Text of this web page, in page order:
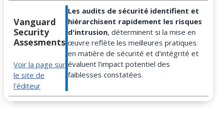
Vanguard
Security
Assesments
Voir la page sur
le site de
l'éditeur
Les audits de sécurité identifient et
hiérarchisent rapidement les risques
d'intrusion, déterminent si la mise en
œuvre reflète les meilleures pratiques
en matière de sécurité et d'intégrité et
évaluent l'impact potentiel des
faiblesses constatées.